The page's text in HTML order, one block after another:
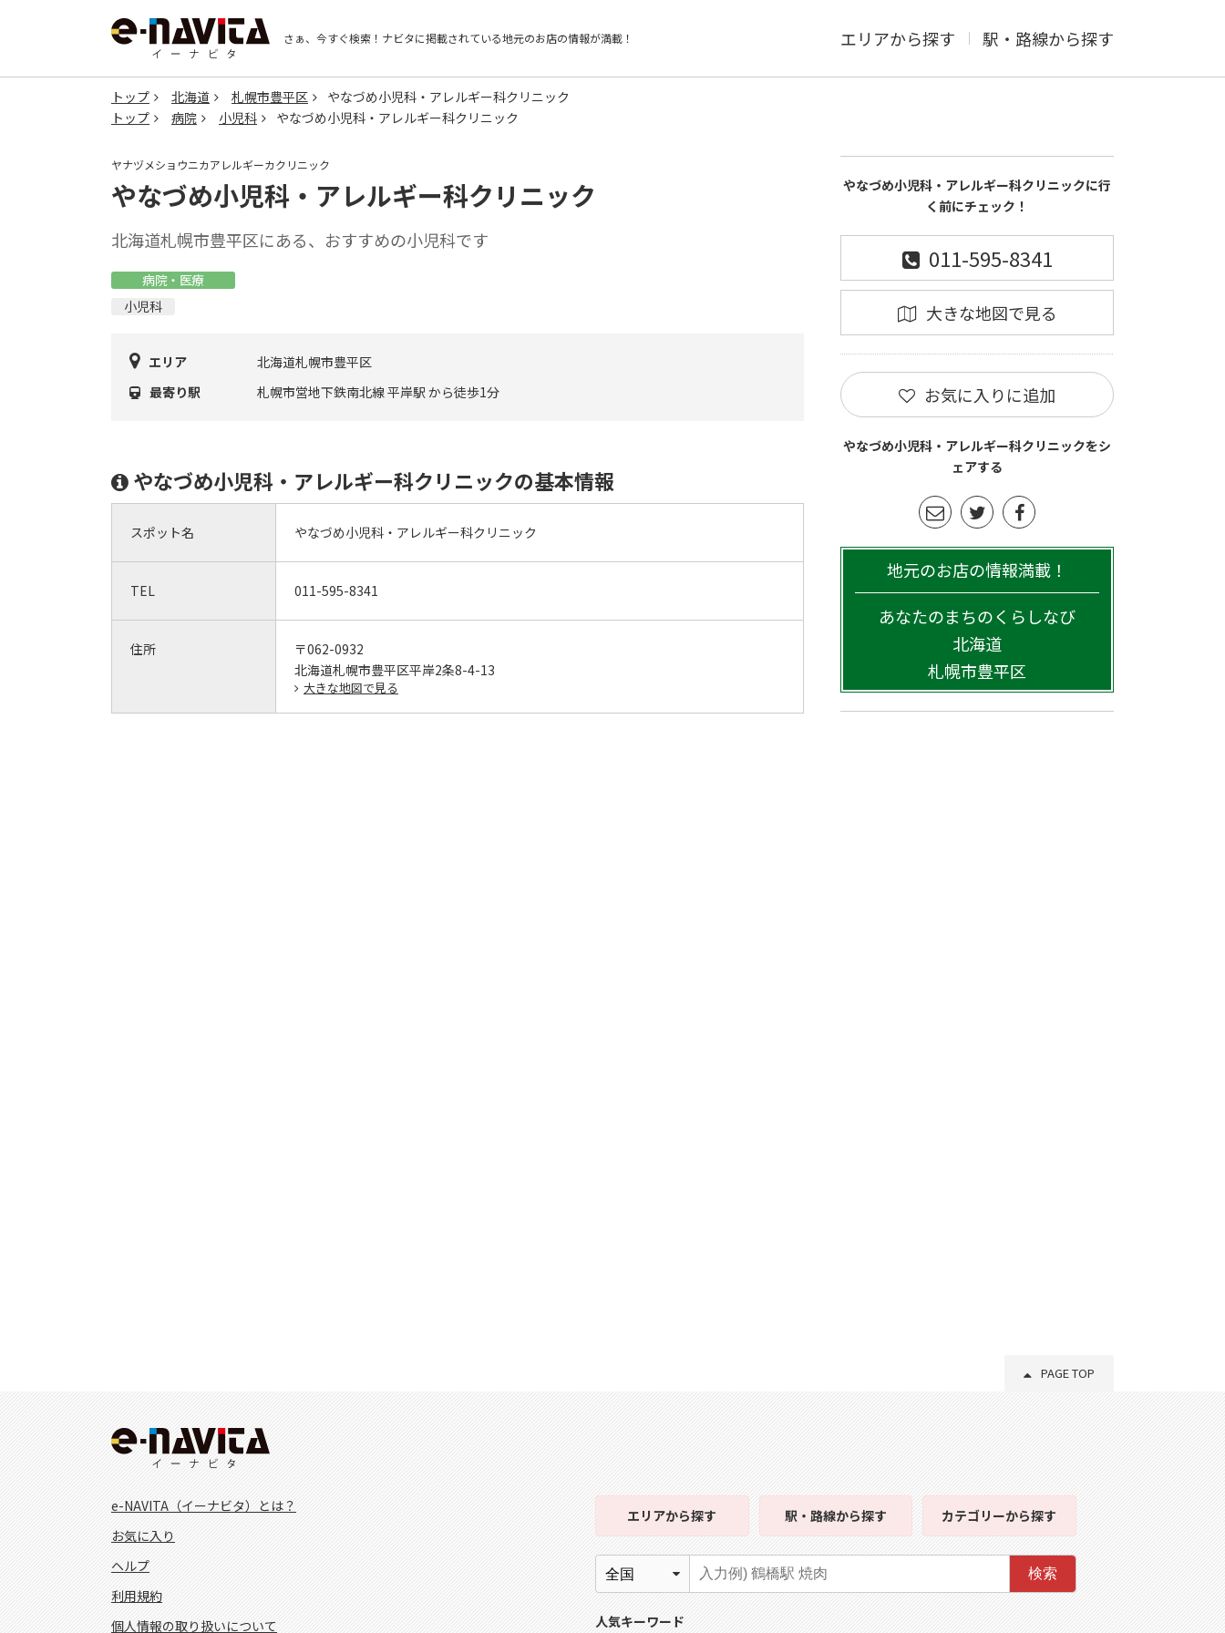
さぁ、今すぐ検索！ ナビタに掲載されている地元のお店の情報が満載！ エリアから探す 駅・路線から探す
トップ 北海道 札幌市豊平区
やなづめ小児科・アレルギー科クリニック
トップ
病院 小児科 やなづめ小児科・アレルギー科クリニック
ヤナヅメショウニカアレルギーカクリニック
やなづめ小児科・アレルギー科クリニック
北海道札幌市豊平区にある、おすすめの小児科です
病院・医療
小児科
エリア
北海道札幌市豊平区
最寄り駅
札幌市営地下鉄南北線 平岸駅 から徒歩1分
やなづめ小児科・アレルギー科クリニックの基本情報
スポット名 やなづめ小児科・アレルギー科クリニック
TEL 011-595-8341
住所
〒062-0932
北海道札幌市豊平区平岸2条8-4-13
大きな地図で見る
やなづめ小児科・アレルギー科クリニックに行
く前にチェック！
011-595-8341
大きな地図で見る
お気に入りに追加
やなづめ小児科・アレルギー科クリニックをシ
ェアする
地元のお店の情報満載！
あなたのまちのくらしなび
北海道
札幌市豊平区
PAGE TOP
e-NAVITA（イーナビタ）とは？
お気に入り
ヘルプ
利用規約
個人情報の取り扱いについて
エリアから探す 駅・路線から探す カテゴリーから探す
検索
人気キーワード